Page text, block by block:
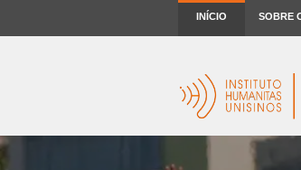
INÍCIO SOBRE